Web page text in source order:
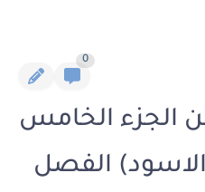
0
الجزء الخامس
الفصل